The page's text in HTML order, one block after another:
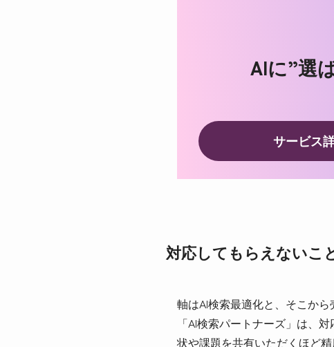
AIに”選
サービス
対応してもらえないこ
軸はAI検索最適化と、そこか
「AI検索パートナーズ」は、
状や課題を共有いただくほど